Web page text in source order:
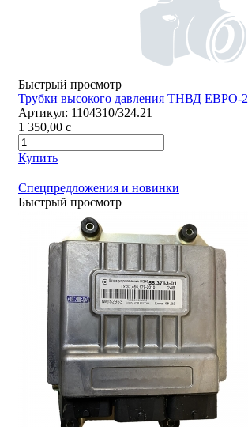
Быстрый просмотр
Трубки высокого давления ТНВД ЕВРО-2
Артикул: 1104310/324.21
1 350,00 c
Купить
Спецпредложения и новинки
Быстрый просмотр